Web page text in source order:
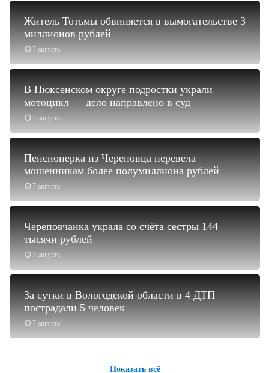
7 августа
Житель Тотьмы обвиняется в вымогательстве 3
миллионов рублей
7 августа
В Нюксенском округе подростки украли
мотоцикл — дело направлено в суд
7 августа
Пенсионерка из Череповца перевела
мошенникам более полумиллиона рублей
7 августа
Череповчанка украла со счёта сестры 144
тысячи рублей
7 августа
За сутки в Вологодской области в 4 ДТП
пострадали 5 человек
Показать всё